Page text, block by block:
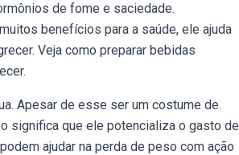
de fome e saciedade.
benefícios para a saúde, ele ajuda
Veja como preparar bebidas
Apesar de esse ser um costume de.
significa que ele potencializa o gasto de
ajudar na perda de peso com ação